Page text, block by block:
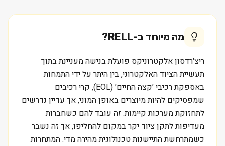
מה מיוחד ב-RELL
?
ריצ׳רדסון אלקטרוניקס פועלת בנישה מעניינת בתוך
תעשיית הציוד האלקטרוני, בין היתר על ידי התמחות
באספקת רכיבי ׳קצה החיים׳ (EOL), קרי רכיבים
שמפסיקים להיות מיוצרים באופן המוני, אך עדיין נדרשים
לתחזוקת מערכות קיימות. זה עובד להם כשחברות
מעדיפות לתקן ציוד יקר במקום להחליפו, אך זה נשבר
כשמתרחשת התיישנות טכנולוגית מהירה מדי. המתחרות